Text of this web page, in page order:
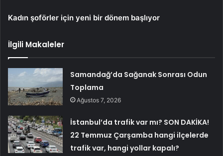
Kadın şoförler için yeni bir dönem başlıyor
İlgili Makaleler
Samandağ’da Sağanak Sonrası Odun
Toplama
Ağustos 7, 2026
İstanbul’da trafik var mı? SON DAKİKA!
22 Temmuz Çarşamba hangi ilçelerde
trafik var, hangi yollar kapalı?